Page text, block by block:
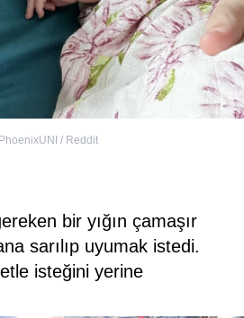
PhoenixUNI / Reddit
bir yığın çamaşır
sarılıp uyumak istedi.
isteğini yerine